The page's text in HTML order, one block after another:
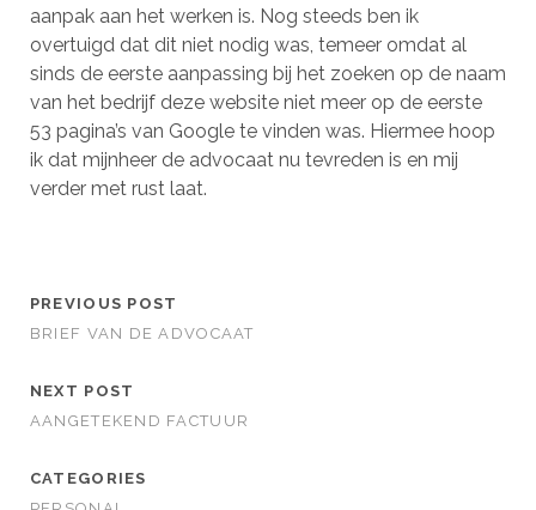
aanpak aan het werken is. Nog steeds ben ik
overtuigd dat dit niet nodig was, temeer omdat al
sinds de eerste aanpassing bij het zoeken op de naam
van het bedrijf deze website niet meer op de eerste
53 pagina’s van Google te vinden was. Hiermee hoop
ik dat mijnheer de advocaat nu tevreden is en mij
verder met rust laat.
PREVIOUS POST
BRIEF VAN DE ADVOCAAT
NEXT POST
AANGETEKEND FACTUUR
CATEGORIES